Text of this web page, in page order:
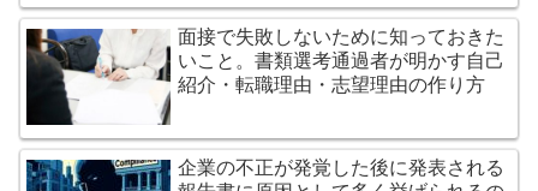
を左右する
面接で失敗しないために知っておきた
いこと。書類選考通過者が明かす自己
紹介・転職理由・志望理由の作り方
企業の不正が発覚した後に発表される